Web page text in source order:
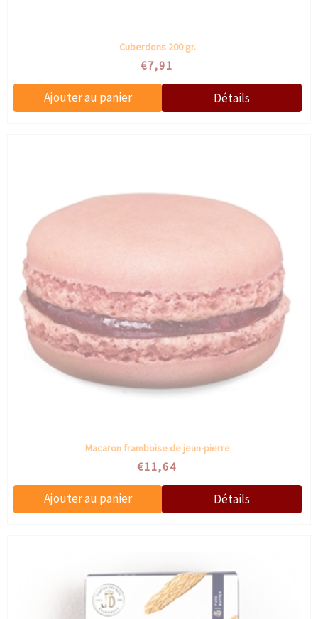
Cuberdons 200 gr.
€7,91
Macaron framboise de jean-pierre
€11,64